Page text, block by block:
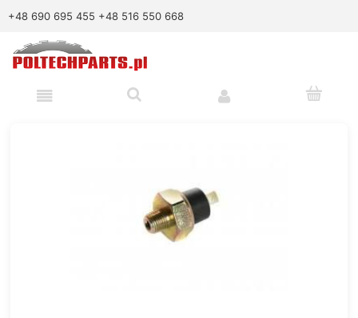
+48 690 695 455 +48 516 550 668